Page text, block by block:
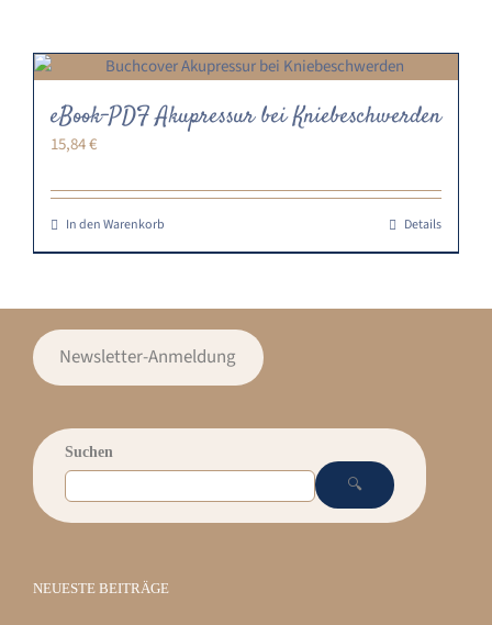
eBook-PDF Akupressur bei Kniebeschwerden
15,84€
In den Warenkorb Details
Newsletter-Anmeldung
Suchen
🔍
NEUESTE BEITRÄGE